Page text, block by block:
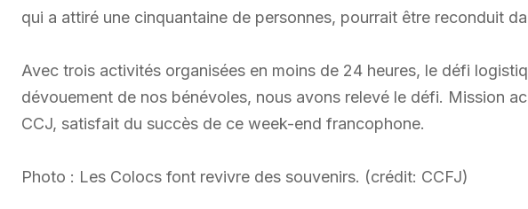
qui a attiré une cinquantaine de personnes, pourrait être reconduit
Avec trois activités organisées en moins de 24 heures, le défi
dévouement de nos bénévoles, nous avons relevé le défi. Mission
CCJ, satisfait du succès de ce week-end francophone.
Photo : Les Colocs font revivre des souvenirs. (crédit: CCFJ)